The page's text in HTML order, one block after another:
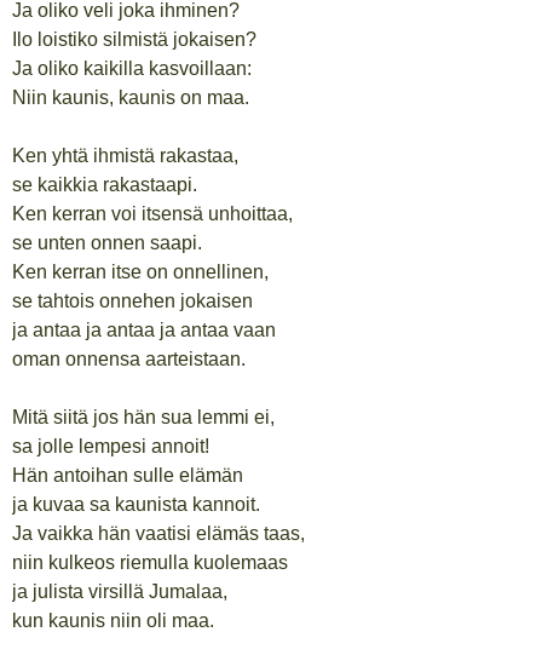
Ja oliko veli joka ihminen?
Ilo loistiko silmistä jokaisen?
Ja oliko kaikilla kasvoillaan:
Niin kaunis, kaunis on maa.
Ken yhtä ihmistä rakastaa,
se kaikkia rakastaapi.
Ken kerran voi itsensä unhoittaa,
se unten onnen saapi.
Ken kerran itse on onnellinen,
se tahtois onnehen jokaisen
ja antaa ja antaa ja antaa vaan
oman onnensa aarteistaan.
Mitä siitä jos hän sua lemmi ei,
sa jolle lempesi annoit!
Hän antoihan sulle elämän
ja kuvaa sa kaunista kannoit.
Ja vaikka hän vaatisi elämäs taas,
niin kulkeos riemulla kuolemaas
ja julista virsillä Jumalaa,
kun kaunis niin oli maa.